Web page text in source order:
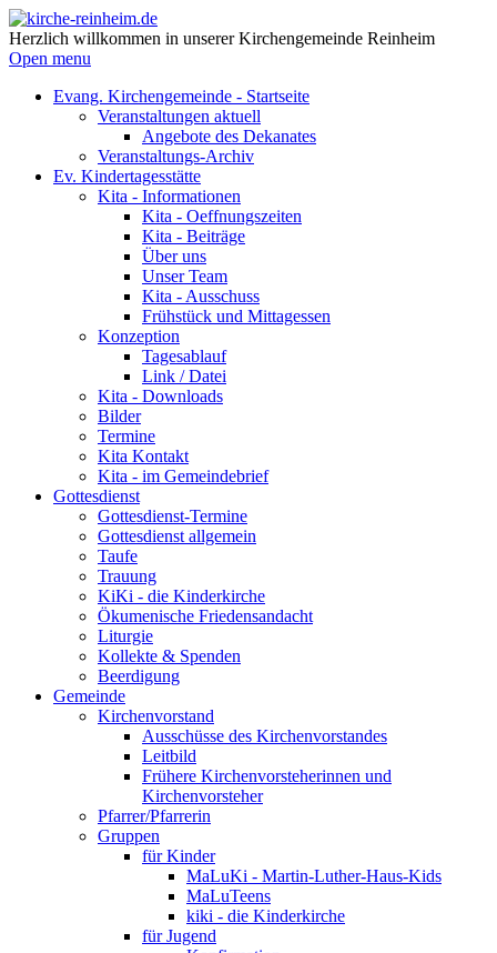
Herzlich willkommen in unserer Kirchengemeinde Reinheim
Open menu
Evang. Kirchengemeinde - Startseite
Veranstaltungen aktuell
Angebote des Dekanates
Veranstaltungs-Archiv
Ev. Kindertagesstätte
Kita - Informationen
Kita - Oeffnungszeiten
Kita - Beiträge
Über uns
Unser Team
Kita - Ausschuss
Frühstück und Mittagessen
Konzeption
Tagesablauf
Link / Datei
Kita - Downloads
Bilder
Termine
Kita Kontakt
Kita - im Gemeindebrief
Gottesdienst
Gottesdienst-Termine
Gottesdienst allgemein
Taufe
Trauung
KiKi - die Kinderkirche
Ökumenische Friedensandacht
Liturgie
Kollekte & Spenden
Beerdigung
Gemeinde
Kirchenvorstand
Ausschüsse des Kirchenvorstandes
Leitbild
Frühere Kirchenvorsteherinnen und
Kirchenvorsteher
Pfarrer/Pfarrerin
Gruppen
für Kinder
MaLuKi - Martin-Luther-Haus-Kids
MaLuTeens
kiki - die Kinderkirche
für Jugend